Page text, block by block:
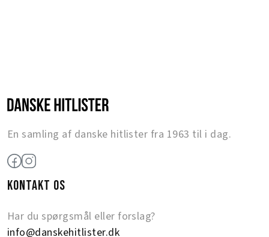
En samling af danske hitlister fra 1963 til i dag.
KONTAKT OS
Har du spørgsmål eller forslag?
info@danskehitlister.dk